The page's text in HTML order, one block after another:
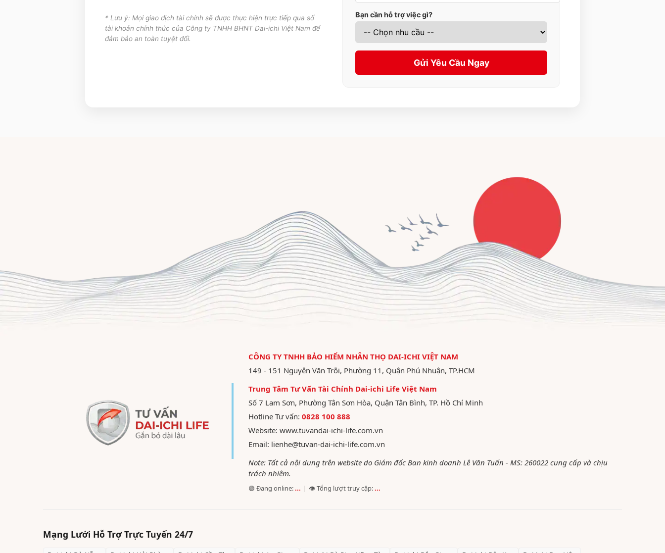
* Lưu ý: Mọi giao dịch tài chính sẽ được thực hiện trực tiếp qua số
tài khoản chính thức của Công ty TNHH BHNT Dai-ichi Việt Nam để
đảm bảo an toàn tuyệt đối.
Bạn cần hỗ trợ việc gì?
Gửi Yêu Cầu Ngay
CÔNG TY TNHH BẢO HIỂM NHÂN THỌ DAI-ICHI VIỆT NAM
149 - 151 Nguyễn Văn Trỗi, Phường 11, Quận Phú Nhuận, TP.HCM
Trung Tâm Tư Vấn Tài Chính Dai-ichi Life Việt Nam
Số 7 Lam Sơn, Phường Tân Sơn Hòa, Quận Tân Bình, TP. Hồ Chí Minh
Hotline Tư vấn: 0828 100 888
Website: www.tuvandai-ichi-life.com.vn
Email: lienhe@tuvan-dai-ichi-life.com.vn
Note: Tất cả nội dung trên website do Giám đốc Ban kinh doanh Lê Văn Tuấn - MS: 260022 cung cấp và chịu
trách nhiệm.
🟢 Đang online:... | 👁️ Tổng lượt truy cập:...
Mạng Lưới Hỗ Trợ Trực Tuyến 24/7